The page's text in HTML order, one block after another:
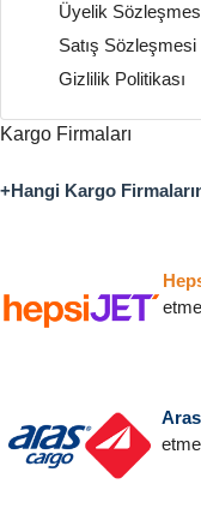
Üyelik
Satış Sözleşmesi
Gizlilik Politikası
Kargo Firmaları
+Hangi Kargo
Aras